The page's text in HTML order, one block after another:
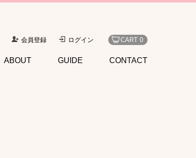
CART 0
会員登録 ログイン
ABOUT GUIDE CONTACT